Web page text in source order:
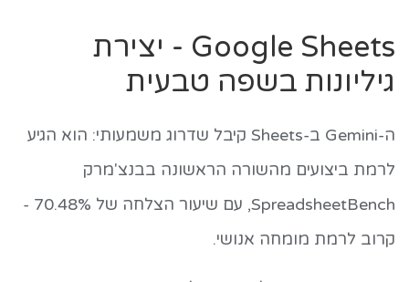
Google Sheets - יצירת
גיליונות בשפה טבעית
ה-Gemini ב-Sheets קיבל שדרוג משמעותי: הוא הגיע
לרמת ביצועים מהשורה הראשונה בבנצ'מרק
SpreadsheetBench, עם שיעור הצלחה של 70.48% -
קרוב לרמת מומחה אנושי.